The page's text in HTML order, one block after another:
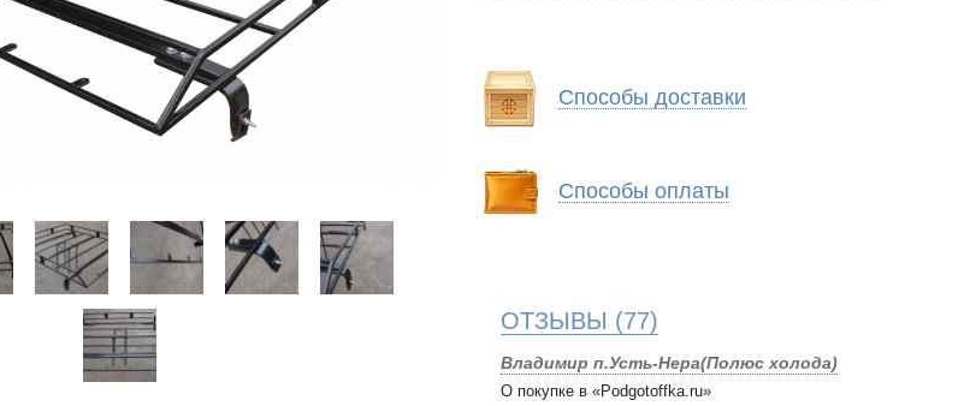
Способы доставки
Способы оплаты
ОТЗЫВЫ (77)
Владимир п.Усть-Нера(Полюс холода)
О покупке в «Podgotoffka.ru»